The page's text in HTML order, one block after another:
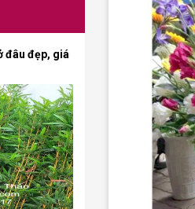
đâu đẹp, giá